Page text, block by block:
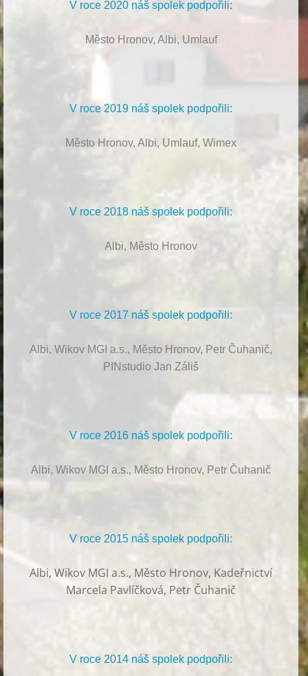
V roce 2020 náš spolek podpořili:
Město Hronov, Albi, Umlauf
V roce 2019 náš spolek podpořili:
Město Hronov, Albi, Umlauf, Wimex
V roce 2018 náš spolek podpořili:
Albi, Město Hronov
V roce 2017 náš spolek podpořili:
Albi, Wikov MGI a.s., Město Hronov, Petr Čuhanič,
PINstudio Jan Záliš
V roce 2016 náš spolek podpořili:
Albi, Wikov MGI a.s., Město Hronov, Petr Čuhanič
V roce 2015 náš spolek podpořili:
Albi,Wikov MGI a.s., Město Hronov, Kadeřnictví
Marcela Pavlíčková, Petr Čuhanič
V roce 2014 náš spolek podpořili: